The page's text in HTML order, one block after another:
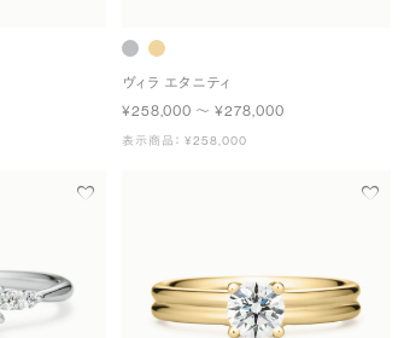
ヴィラ エタニティ
¥258,000 〜 ¥278,000
表示商品： ¥258,000